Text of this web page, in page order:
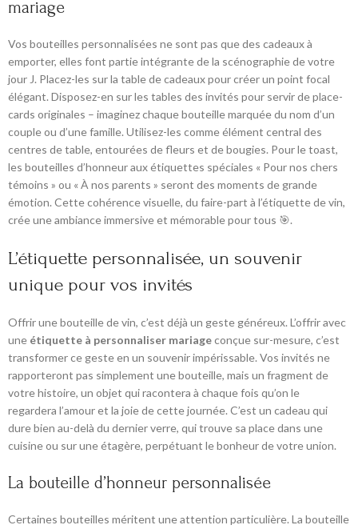
mariage
Vos bouteilles personnalisées ne sont pas que des cadeaux à
emporter, elles font partie intégrante de la scénographie de votre
jour J. Placez-les sur la table de cadeaux pour créer un point focal
élégant. Disposez-en sur les tables des invités pour servir de place-
cards originales – imaginez chaque bouteille marquée du nom d’un
couple ou d’une famille. Utilisez-les comme élément central des
centres de table, entourées de fleurs et de bougies. Pour le toast,
les bouteilles d’honneur aux étiquettes spéciales « Pour nos chers
témoins » ou « À nos parents » seront des moments de grande
émotion. Cette cohérence visuelle, du faire-part à l’étiquette de vin,
crée une ambiance immersive et mémorable pour tous 🎯.
L’étiquette personnalisée, un souvenir
unique pour vos invités
Offrir une bouteille de vin, c’est déjà un geste généreux. L’offrir avec
une étiquette à personnaliser mariageconçue sur-mesure, c’est
transformer ce geste en un souvenir impérissable. Vos invités ne
rapporteront pas simplement une bouteille, mais un fragment de
votre histoire, un objet qui racontera à chaque fois qu’on le
regardera l’amour et la joie de cette journée. C’est un cadeau qui
dure bien au-delà du dernier verre, qui trouve sa place dans une
cuisine ou sur une étagère, perpétuant le bonheur de votre union.
La bouteille d’honneur personnalisée
Certaines bouteilles méritent une attention particulière. La bouteille